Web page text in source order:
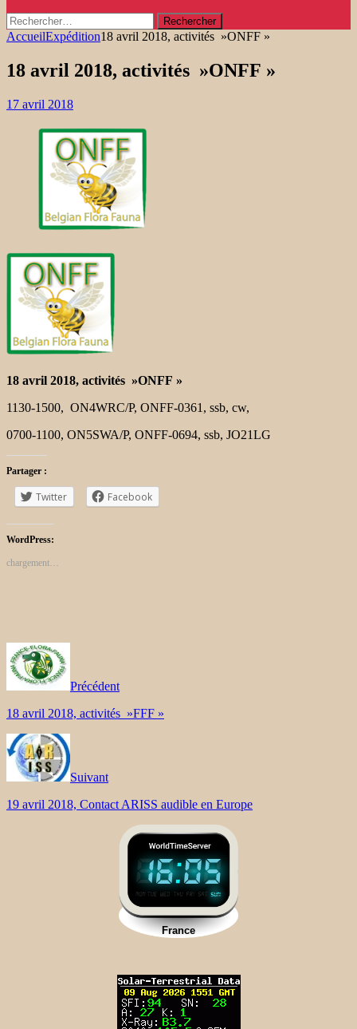
Rechercher :
AccueilExpédition18 avril 2018, activités »ONFF »
18 avril 2018, activités »ONFF »
17 avril 2018
18 avril 2018, activités »ONFF »
1130-1500, ON4WRC/P, ONFF-0361, ssb, cw,
0700-1100, ON5SWA/P, ONFF-0694, ssb, JO21LG
Partager :
Twitter Facebook
WordPress:
chargement…
Précédent
18 avril 2018, activités »FFF »
Suivant
19 avril 2018, Contact ARISS audible en Europe